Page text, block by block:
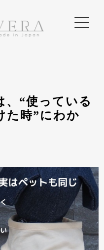
、“使っている
た時”にわか